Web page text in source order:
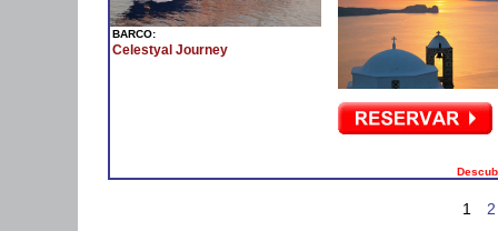
BARCO:
Celestyal Journey
1 2